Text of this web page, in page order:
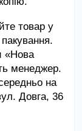
товар у
пакування.
«Нова
менеджер.
на
Довга, 36